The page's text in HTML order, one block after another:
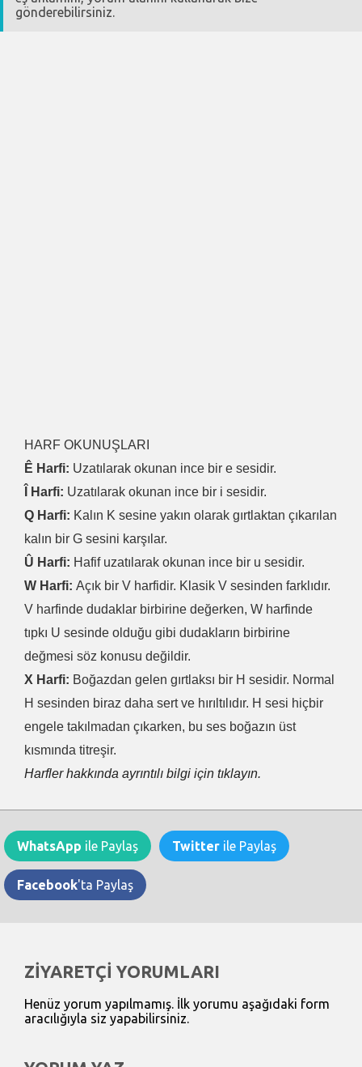
gönderebilirsiniz.
HARF OKUNUŞLARI
Ê Harfi: Uzatılarak okunan ince bir e sesidir.
Î Harfi: Uzatılarak okunan ince bir i sesidir.
Q Harfi: Kalın K sesine yakın olarak gırtlaktan çıkarılan
kalın bir G sesini karşılar.
Û Harfi: Hafif uzatılarak okunan ince bir u sesidir.
W Harfi: Açık bir V harfidir. Klasik V sesinden farklıdır.
V harfinde dudaklar birbirine değerken, W harfinde
tıpkı U sesinde olduğu gibi dudakların birbirine
değmesi söz konusu değildir.
X Harfi: Boğazdan gelen gırtlaksı bir H sesidir. Normal
H sesinden biraz daha sert ve hırıltılıdır. H sesi hiçbir
engele takılmadan çıkarken, bu ses boğazın üst
kısmında titreşir.
Harfler hakkında ayrıntılı bilgi için tıklayın.
WhatsApp ile Paylaş Twitter ile Paylaş
Facebook'ta Paylaş
ZİYARETÇİ YORUMLARI
Henüz yorum yapılmamış. İlk yorumu aşağıdaki form
aracılığıyla siz yapabilirsiniz.